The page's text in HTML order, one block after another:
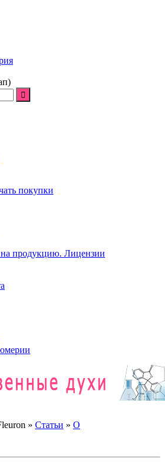
покупки
продукцию. Лицензии
» Статьи » О